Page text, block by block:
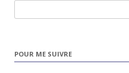
POUR ME SUIVRE